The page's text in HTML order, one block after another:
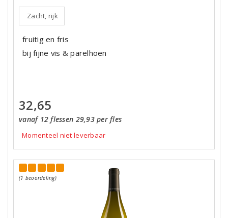
Zacht, rijk
fruitig en fris
bij fijne vis & parelhoen
32,65
vanaf 12 flessen 29,93 per fles
Momenteel niet leverbaar
(1 beoordeling)